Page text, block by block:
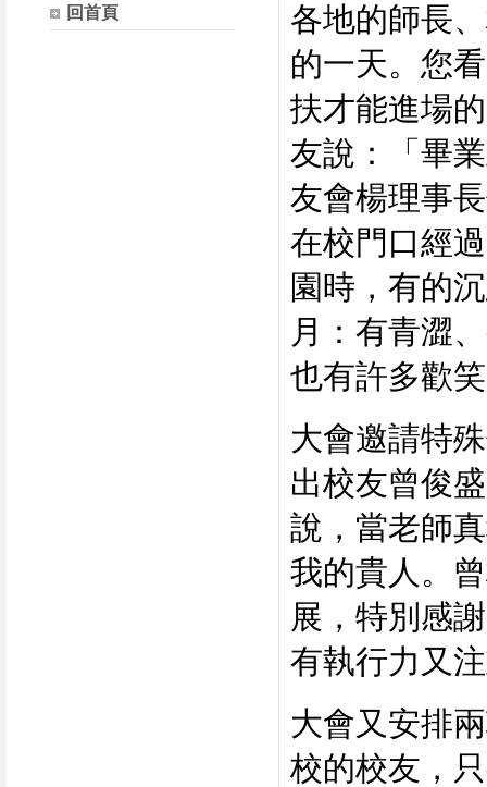
回首頁
各地的師長
的一天。您
扶才能進場
友說：「畢
友會楊理事
在校門口經
園時，有的
月：有青澀
也有許多歡
大會邀請特
出校友曾俊
說，當老師
我的貴人。
展，特別感
有執行力又
大會又安排
校的校友，